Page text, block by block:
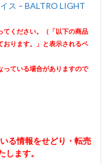
ス – BALTRO LIGHT
ください。（「以下の商品
おります。」と表示されるペ
ている場合がありますので
る情報をせどり・転売
ます。